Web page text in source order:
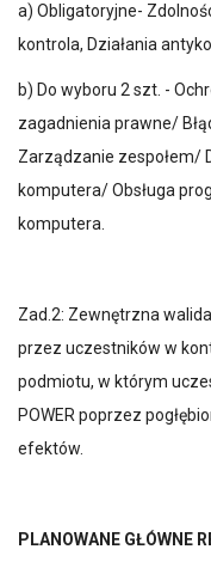
a) Obligatoryjne-
kontrola, Działania
b) Do wyboru 2 szt. -
zagadnienia prawne/
Zarządzanie zespołem/
komputera/ Obsługa
komputera.
Zad.2: Zewnętrzna
przez uczestników w
podmiotu, w którym
POWER poprzez
efektów.
PLANOWANE GŁÓWNE